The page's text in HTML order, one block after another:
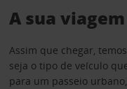
A sua
Assim que chegar,
seja o tipo de veículo
para um passeio